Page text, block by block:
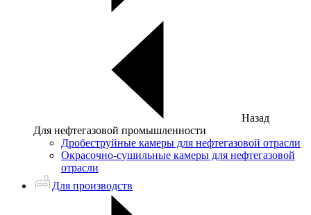
Назад
Для нефтегазовой промышленности
Дробеструйные камеры для нефтегазовой отрасли
Окрасочно-сушильные камеры для нефтегазовой
отрасли
Для производств